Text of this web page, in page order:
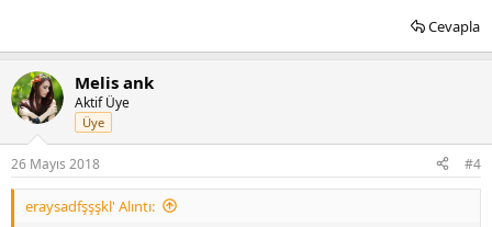
Cevapla
Melis ank
Aktif Üye
Üye
26 Mayıs 2018 #4
eraysadfşşşkl' Alıntı: